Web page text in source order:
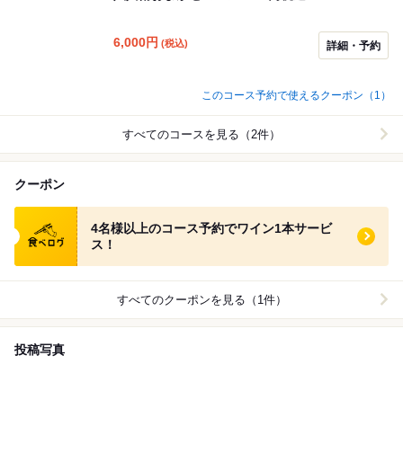
6,000円 (税込) 詳細・予約
このコース予約で使えるクーポン（1）
すべてのコースを見る（2件）
クーポン
食べログ クーポン
4名様以上のコース予約でワイン1本サービ
ス！
すべてのクーポンを見る（1件）
投稿写真